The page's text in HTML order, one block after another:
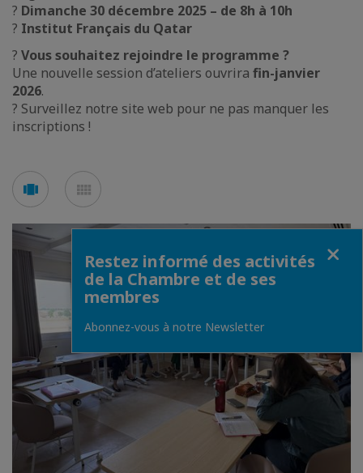
? Dimanche 30 décembre 2025 – de 8h à 10h
? Institut Français du Qatar
? Vous souhaitez rejoindre le programme ?
Une nouvelle session d’ateliers ouvrira fin-janvier
2026.
? Surveillez notre site web pour ne pas manquer les
inscriptions !
Voir
en
carousel
en
mosaïque
Restez informé des activités
de la Chambre et de ses
membres
Abonnez-vous à notre Newsletter